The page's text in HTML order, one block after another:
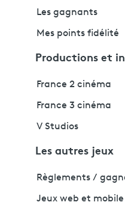
Les gagnants
Mes points fidélité
Productions et
France 2 cinéma
France 3 cinéma
V Studios
Les autres jeux
Règlements /
Jeux web et mobile